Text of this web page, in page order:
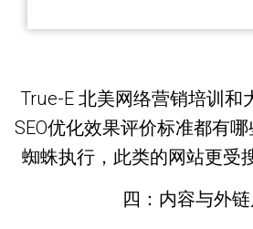
True-E 北美网络营销培训和
SEO优化效果评价标准都有
蜘蛛执行，此类的网站更受
四：内容与外